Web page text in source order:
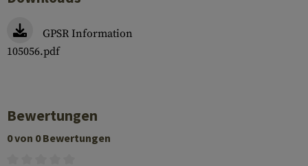
GPSR Information
105056.pdf
Bewertungen
0 von 0 Bewertungen